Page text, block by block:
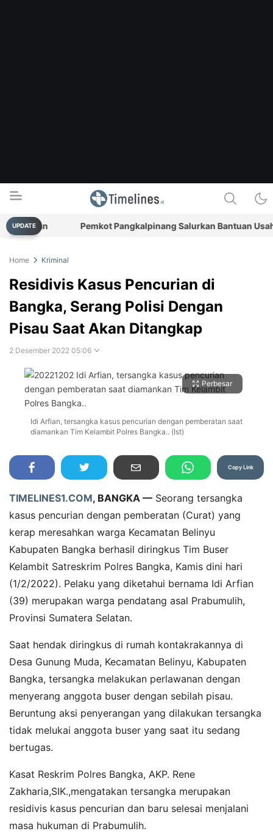
Timelines.id
Media Literasi, Sejarah & Budaya
UPDATE Pemkot Pangkalpinang Salurkan Bantuan Usaha
Home Kriminal
Residivis Kasus Pencurian di
Bangka, Serang Polisi Dengan
Pisau Saat Akan Ditangkap
2 Desember 2022 05:06
Perbesar
Idi Arfian, tersangka kasus pencurian dengan pemberatan saat
diamankan Tim Kelambit Polres Bangka.. (Ist)
Copy Link
TIMELINES1.COM, BANGKA — Seorang tersangka
kasus pencurian dengan pemberatan (Curat) yang
kerap meresahkan warga Kecamatan Belinyu
Kabupaten Bangka berhasil diringkus Tim Buser
Kelambit Satreskrim Polres Bangka, Kamis dini hari
(1/2/2022). Pelaku yang diketahui bernama Idi Arfian
(39) merupakan warga pendatang asal Prabumulih,
Provinsi Sumatera Selatan.
Saat hendak diringkus di rumah kontakrakannya di
Desa Gunung Muda, Kecamatan Belinyu, Kabupaten
Bangka, tersangka melakukan perlawanan dengan
menyerang anggota buser dengan sebilah pisau.
Beruntung aksi penyerangan yang dilakukan tersangka
tidak melukai anggota buser yang saat itu sedang
bertugas.
Kasat Reskrim Polres Bangka, AKP. Rene
Zakharia,SIK.,mengatakan tersangka merupakan
residivis kasus pencurian dan baru selesai menjalani
masa hukuman di Prabumulih.